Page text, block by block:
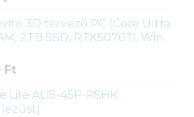
3D tervező PC (Core Ultra
2TB SSD, RTX5070Ti, Win
Ft
Lite AL15-45P-R5HK